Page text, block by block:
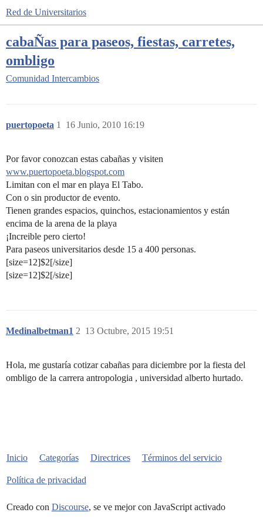
Red de Universitarios
cabaÑas para paseos, fiestas, carretes,
ombligo
Comunidad Intercambios
puertopoeta 16 Junio, 2010 16:19
1
Por favor conozcan estas cabañas y visiten
www.puertopoeta.blogspot.com
Limitan con el mar en playa El Tabo.
Con o sin productor de evento.
Tienen grandes espacios, quinchos, estacionamientos y están
encima de la arena de la playa
¡Increible pero cierto!
Para paseos universitarios desde 15 a 400 personas.
[size=12]$2[/size]
[size=12]$2[/size]
Medinalbetman1 13 Octubre, 2015 19:51
2
Hola, me gustaría cotizar cabañas para diciembre por la fiesta del
ombligo de la carrera antropologia , universidad alberto hurtado.
Inicio Categorías Directrices Términos del servicio
Política de privacidad
Creado con Discourse, se ve mejor con JavaScript activado